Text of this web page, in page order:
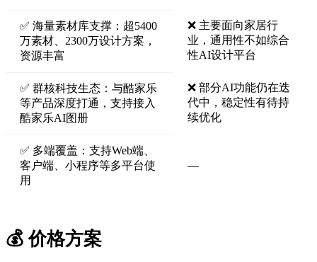
✅ 海量素材库支撑：超5400
万素材、2300万设计方案，
资源丰富
❌ 主要面向家居行
业，通用性不如综合
性AI设计平台
✅ 群核科技生态：与酷家乐
等产品深度打通，支持接入
酷家乐AI图册
❌ 部分AI功能仍在迭
代中，稳定性有待持
续优化
✅ 多端覆盖：支持Web端、
客户端、小程序等多平台使
用
—
💰 价格方案